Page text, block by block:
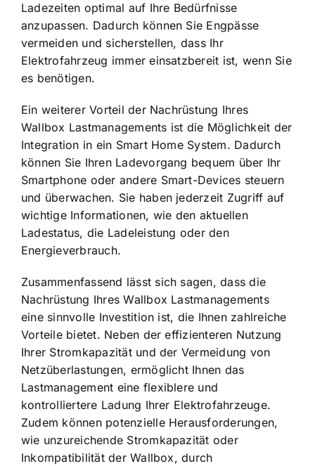
Ladezeiten optimal auf Ihre Bedürfnisse
anzupassen. Dadurch können Sie Engpässe
vermeiden und sicherstellen, dass Ihr
Elektrofahrzeug immer einsatzbereit ist, wenn Sie
es benötigen.
Ein weiterer Vorteil der Nachrüstung Ihres
Wallbox Lastmanagements ist die Möglichkeit der
Integration in ein Smart Home System. Dadurch
können Sie Ihren Ladevorgang bequem über Ihr
Smartphone oder andere Smart-Devices steuern
und überwachen. Sie haben jederzeit Zugriff auf
wichtige Informationen, wie den aktuellen
Ladestatus, die Ladeleistung oder den
Energieverbrauch.
Zusammenfassend lässt sich sagen, dass die
Nachrüstung Ihres Wallbox Lastmanagements
eine sinnvolle Investition ist, die Ihnen zahlreiche
Vorteile bietet. Neben der effizienteren Nutzung
Ihrer Stromkapazität und der Vermeidung von
Netzüberlastungen, ermöglicht Ihnen das
Lastmanagement eine flexiblere und
kontrolliertere Ladung Ihrer Elektrofahrzeuge.
Zudem können potenzielle Herausforderungen,
wie unzureichende Stromkapazität oder
Inkompatibilität der Wallbox, durch